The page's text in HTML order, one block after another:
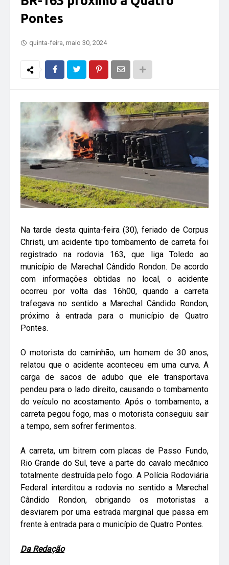
Pontes
quinta-feira, maio 30, 2024
Na tarde desta quinta-feira (30), feriado de Corpus
Christi, um acidente tipo tombamento de carreta foi
registrado na rodovia 163, que liga Toledo ao
município de Marechal Cândido Rondon. De acordo
com informações obtidas no local, o acidente
ocorreu por volta das 16h00, quando a carreta
trafegava no sentido a Marechal Cândido Rondon,
próximo à entrada para o município de Quatro
Pontes.
O motorista do caminhão, um homem de 30 anos,
relatou que o acidente aconteceu em uma curva. A
carga de sacos de adubo que ele transportava
pendeu para o lado direito, causando o tombamento
do veículo no acostamento. Após o tombamento, a
carreta pegou fogo, mas o motorista conseguiu sair
a tempo, sem sofrer ferimentos.
A carreta, um bitrem com placas de Passo Fundo,
Rio Grande do Sul, teve a parte do cavalo mecânico
totalmente destruída pelo fogo. A Polícia Rodoviária
Federal interditou a rodovia no sentido a Marechal
Cândido Rondon, obrigando os motoristas a
desviarem por uma estrada marginal que passa em
frente à entrada para o município de Quatro Pontes.
Da Redação